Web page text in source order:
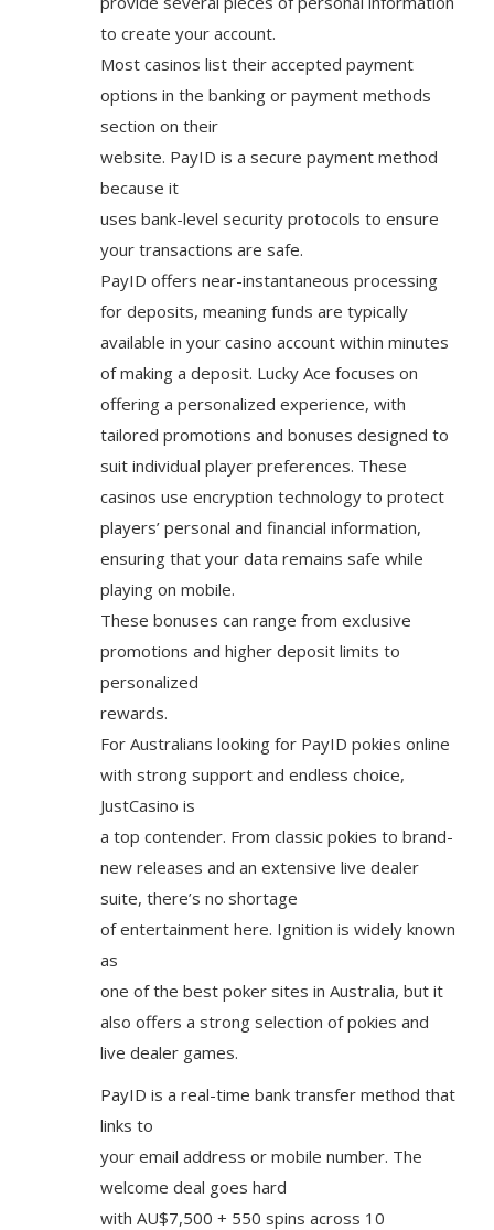
to create your account.
Most casinos list their accepted payment
options in the banking or payment methods
section on their
website. PayID is a secure payment method
because it
uses bank-level security protocols to ensure
your transactions are safe.
PayID offers near-instantaneous processing
for deposits, meaning funds are typically
available in your casino account within minutes
of making a deposit. Lucky Ace focuses on
offering a personalized experience, with
tailored promotions and bonuses designed to
suit individual player preferences. These
casinos use encryption technology to protect
players’ personal and financial information,
ensuring that your data remains safe while
playing on mobile.
These bonuses can range from exclusive
promotions and higher deposit limits to
personalized
rewards.
For Australians looking for PayID pokies online
with strong support and endless choice,
JustCasino is
a top contender. From classic pokies to brand-
new releases and an extensive live dealer
suite, there’s no shortage
of entertainment here. Ignition is widely known
as
one of the best poker sites in Australia, but it
also offers a strong selection of pokies and
live dealer games.
PayID is a real-time bank transfer method that
links to
your email address or mobile number. The
welcome deal goes hard
with AU$7,500 + 550 spins across 10